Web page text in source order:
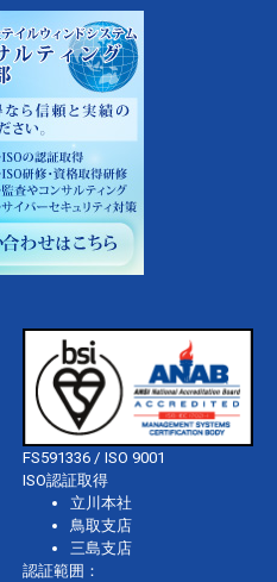
FS591336 / ISO 9001
ISO認証取得
立川本社
鳥取支店
三島支店
認証範囲：